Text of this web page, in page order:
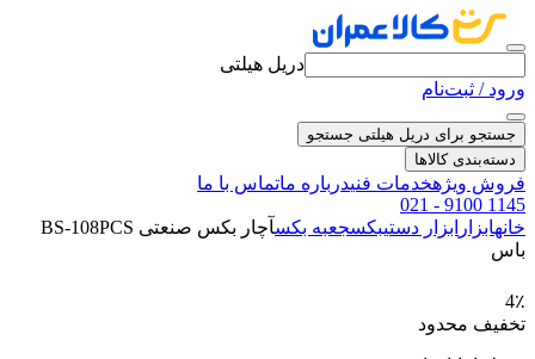
دریل هیلتی
ورود / ثبت‌نام
جستجو برای دریل هیلتی جستجو
دسته‌بندی کالاها
فروش ویژهخدمات فنیدرباره ماتماس با ما
021 - 9100 1145
خانهابزار ابزار دستیبکسجعبه بکس
آچار بکس صنعتی BS-108PCS
باس
4٪
تخفیف محدود